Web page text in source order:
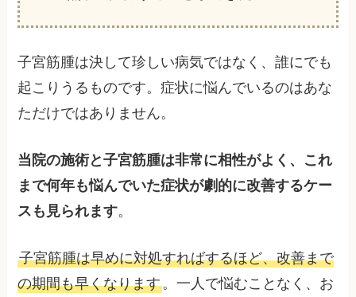
子宮筋腫は決して珍しい病気ではなく、誰にでも
起こりうるものです。症状に悩んでいるのはあな
ただけではありません。
当院の施術と子宮筋腫は非常に相性がよく、これ
まで何年も悩んでいた症状が劇的に改善するケー
スも見られます。
子宮筋腫は早めに対処すればするほど、改善まで
の期間も早くなります。一人で悩むことなく、お